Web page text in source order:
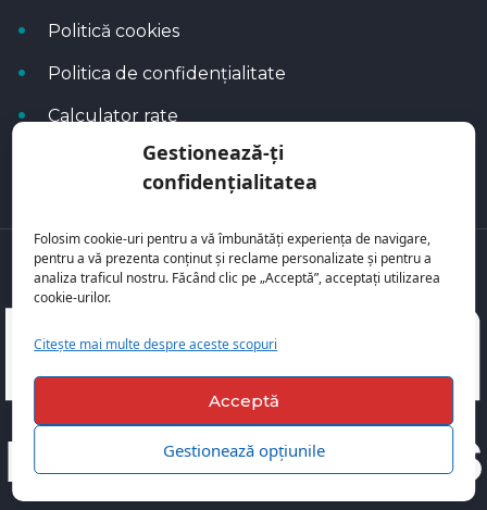
Gestionează-ți
confidențialitatea
Folosim cookie-uri pentru a vă îmbunătăți experiența de navigare,
pentru a vă prezenta conținut și reclame personalizate și pentru a
analiza traficul nostru. Făcând clic pe „Acceptă”, acceptați utilizarea
cookie-urilor.
Citește mai multe despre aceste scopuri
Acceptă
Gestionează opțiunile
Politică cookies
Politica de confidențialitate
Calculator rate
Blog Autoflux
Toate mașinile se regăsesc peAutoFlux